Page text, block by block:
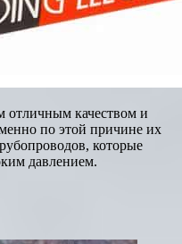
отличным качеством и
по этой причине их
которые
давлением.